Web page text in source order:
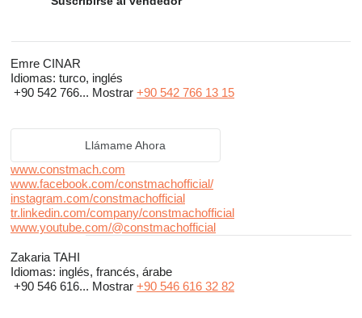
most important business criteria for our company.
CONSTMACH is a customer-focused, team-centered and
process-managed company and commitment to customer
System Certificate and CE Certificate of our products are the
main indicators of our quality policy.
Emre CINAR
Idiomas: turco, inglés
+90 542 766... Mostrar +90 542 766 13 15
Llámame Ahora
www.constmach.com
www.facebook.com/constmachofficial/
instagram.com/constmachofficial
tr.linkedin.com/company/constmachofficial
www.youtube.com/@constmachofficial
Zakaria TAHI
Idiomas: inglés, francés, árabe
+90 546 616... Mostrar +90 546 616 32 82